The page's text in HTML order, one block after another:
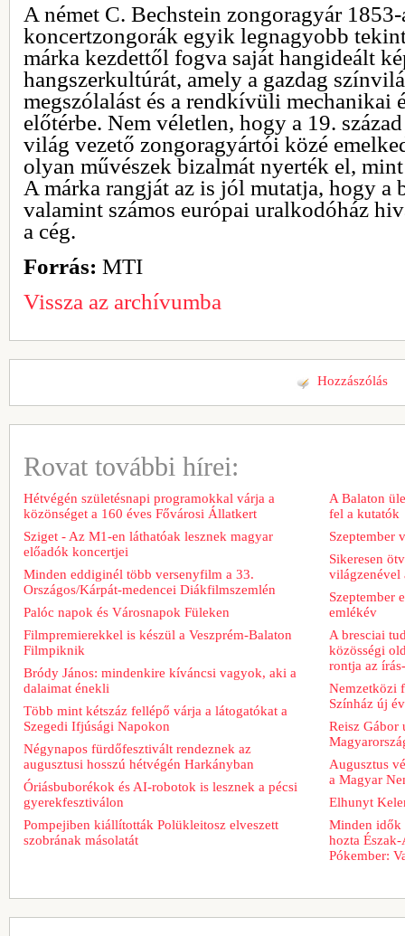
A német C. Bechstein zongoragyár 1853-
koncertzongorák egyik legnagyobb
márka kezdettől fogva saját hangideált
hangszerkultúrát, amely a gazdag
megszólalást és a rendkívüli mechanikai
előtérbe. Nem véletlen, hogy a 19.
világ vezető zongoragyártói közé
olyan művészek bizalmát nyerték el,
A márka rangját az is jól mutatja, hogy
valamint számos európai uralkodóház
a cég.
Forrás: MTI
Vissza az archívumba
Hozzászólás
Rovat további hírei:
Hétvégén születésnapi programokkal várja a
közönséget a 160 éves Fővárosi Állatkert
Sziget - Az M1-en láthatóak lesznek magyar
előadók koncertjei
Minden eddiginél több versenyfilm a 33.
Országos/Kárpát-medencei Diákfilmszemlén
Palóc napok és Városnapok Füleken
Filmpremierekkel is készül a Veszprém-Balaton
Filmpiknik
Bródy János: mindenkire kíváncsi vagyok, aki a
dalaimat énekli
Több mint kétszáz fellépő várja a látogatókat a
Szegedi Ifjúsági Napokon
Négynapos fürdőfesztivált rendeznek az
augusztusi hosszú hétvégén Harkányban
Óriásbuborékok és AI-robotok is lesznek a pécsi
gyerekfesztiválon
Pompejiben kiállították Polükleitosz elveszett
szobrának másolatát
A Balaton
fel a kutatók
Szeptember
Sikeresen
világzenével
Szeptember
emlékév
A bresciai
közösségi
rontja az
Nemzetközi
Színház új
Reisz Gábor
Augusztus
a Magyar
Elhunyt
Minden idők
hozta
Pókember: